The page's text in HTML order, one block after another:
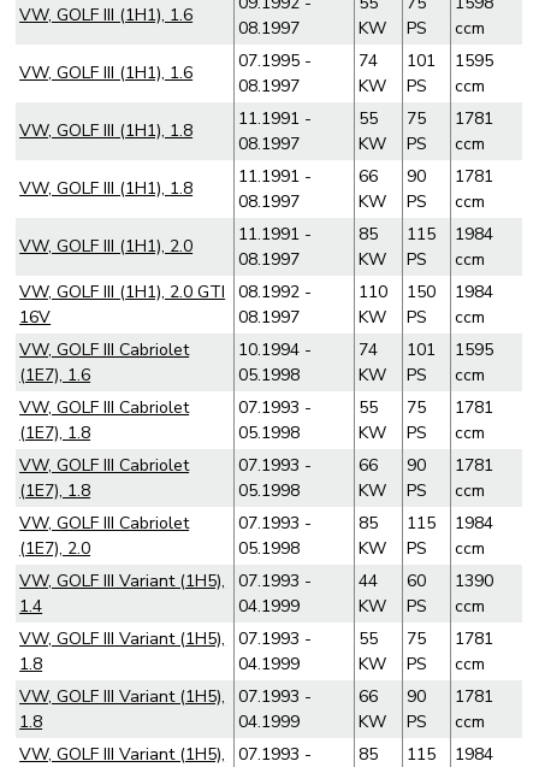
VW, GOLF III (1H1), 1.6
08.1997
KW
PS
ccm
VW, GOLF III (1H1), 1.6
07.1995 -
08.1997
74
KW
101
PS
1595
ccm
VW, GOLF III (1H1), 1.8
11.1991 -
08.1997
55
KW
75
PS
1781
ccm
VW, GOLF III (1H1), 1.8
11.1991 -
08.1997
66
KW
90
PS
1781
ccm
VW, GOLF III (1H1), 2.0
11.1991 -
08.1997
85
KW
115
PS
1984
ccm
VW, GOLF III (1H1), 2.0 GTI
16V
08.1992 -
08.1997
110
KW
150
PS
1984
ccm
VW, GOLF III Cabriolet
(1E7), 1.6
10.1994 -
05.1998
74
KW
101
PS
1595
ccm
VW, GOLF III Cabriolet
(1E7), 1.8
07.1993 -
05.1998
55
KW
75
PS
1781
ccm
VW, GOLF III Cabriolet
(1E7), 1.8
07.1993 -
05.1998
66
KW
90
PS
1781
ccm
VW, GOLF III Cabriolet
(1E7), 2.0
07.1993 -
05.1998
85
KW
115
PS
1984
ccm
VW, GOLF III Variant (1H5),
1.4
07.1993 -
04.1999
44
KW
60
PS
1390
ccm
VW, GOLF III Variant (1H5),
1.8
07.1993 -
04.1999
55
KW
75
PS
1781
ccm
VW, GOLF III Variant (1H5),
1.8
07.1993 -
04.1999
66
KW
90
PS
1781
ccm
VW, GOLF III Variant (1H5),
07.1993 - 85 115 1984